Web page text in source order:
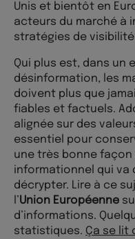
Unis et bientôt en
acteurs du marché à
stratégies de
Qui plus est, dans un
désinformation, les
doivent plus que
fiables et factuels.
alignée sur des
essentiel pour
une très bonne façon
informationnel qui va
décrypter. Lire à ce
l’Union Européenne
d’informations.
statistiques. Ça se lit